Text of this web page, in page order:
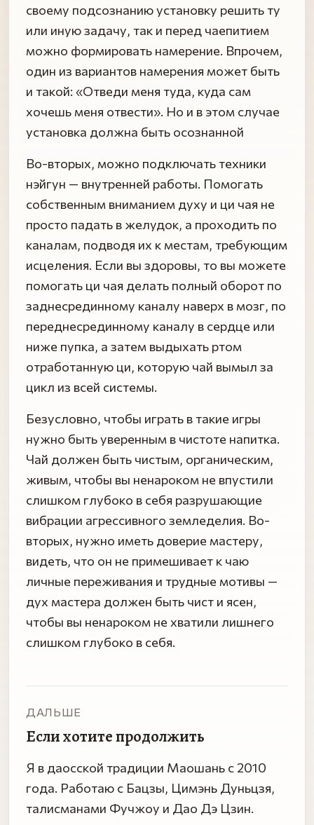
своему подсознанию установку решить ту
или иную задачу, так и перед чаепитием
можно формировать намерение. Впрочем,
один из вариантов намерения может быть
и такой: «Отведи меня туда, куда сам
хочешь меня отвести». Но и в этом случае
установка должна быть осознанной
Во-вторых, можно подключать техники
нэйгун — внутренней работы. Помогать
собственным вниманием духу и ци чая не
просто падать в желудок, а проходить по
каналам, подводя их к местам, требующим
исцеления. Если вы здоровы, то вы можете
помогать ци чая делать полный оборот по
заднесрединному каналу наверх в мозг, по
переднесрединному каналу в сердце или
ниже пупка, а затем выдыхать ртом
отработанную ци, которую чай вымыл за
цикл из всей системы.
Безусловно, чтобы играть в такие игры
нужно быть уверенным в чистоте напитка.
Чай должен быть чистым, органическим,
живым, чтобы вы ненароком не впустили
слишком глубоко в себя разрушающие
вибрации агрессивного земледелия. Во-
вторых, нужно иметь доверие мастеру,
видеть, что он не примешивает к чаю
личные переживания и трудные мотивы —
дух мастера должен быть чист и ясен,
чтобы вы ненароком не хватили лишнего
слишком глубоко в себя.
ДАЛЬШЕ
Если хотите продолжить
Я в даосской традиции Маошань с 2010
года. Работаю с Бацзы, Цимэнь Дуньцзя,
талисманами Фучжоу и Дао Дэ Цзин.